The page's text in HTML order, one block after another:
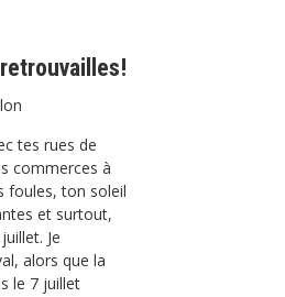
tes rues de
commerces à
foules, ton soleil
et surtout,
Je
alors que la
le 7 juillet